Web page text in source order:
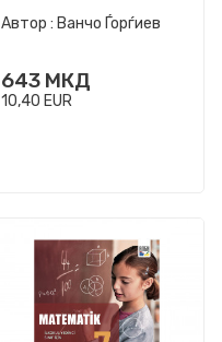
образование
Автор : Ванчо Ѓорѓиев
643 МКД
10,40 EUR